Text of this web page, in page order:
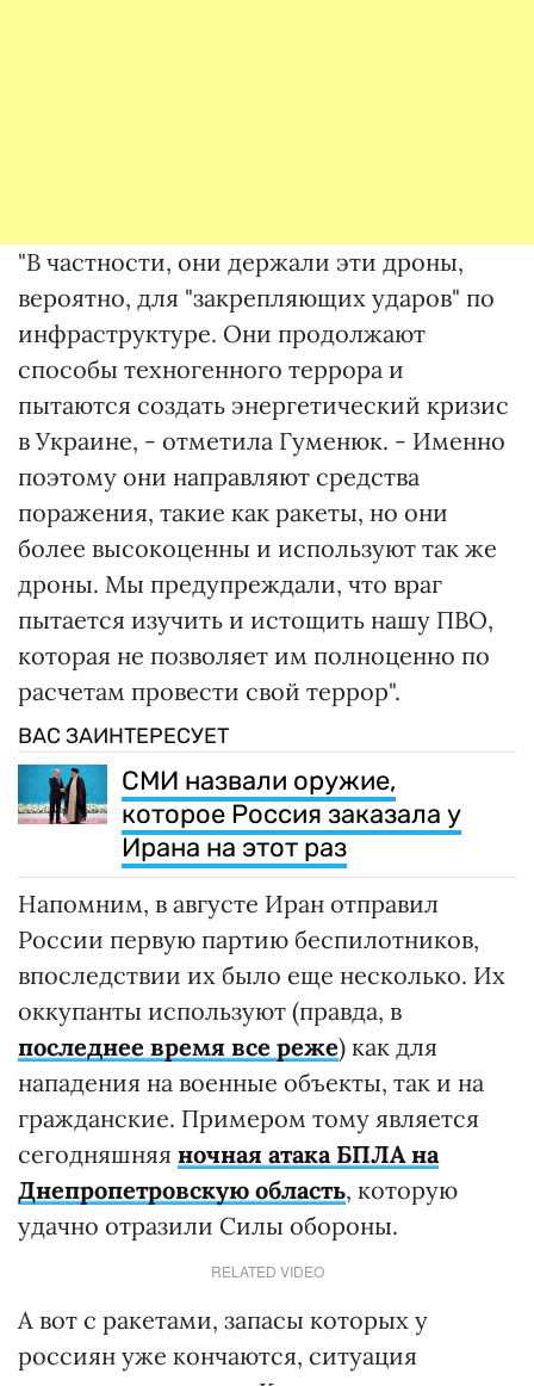
"В частности, они держали эти дроны,
вероятно, для "закрепляющих ударов" по
инфраструктуре. Они продолжают
способы техногенного террора и
пытаются создать энергетический кризис
в Украине, - отметила Гуменюк. - Именно
поэтому они направляют средства
поражения, такие как ракеты, но они
более высокоценны и используют так же
дроны. Мы предупреждали, что враг
пытается изучить и истощить нашу ПВО,
которая не позволяет им полноценно по
расчетам провести свой террор".
ВАС ЗАИНТЕРЕСУЕТ
СМИ назвали оружие,
которое Россия заказала у
Ирана на этот раз
Напомним, в августе Иран отправил
России первую партию беспилотников,
впоследствии их было еще несколько. Их
оккупанты используют (правда, в
последнее время все реже) как для
нападения на военные объекты, так и на
гражданские. Примером тому является
сегодняшняя ночная атака БПЛА на
Днепропетровскую область, которую
удачно отразили Силы обороны.
RELATED VIDEO
А вот с ракетами, запасы которых у
россиян уже кончаются, ситуация